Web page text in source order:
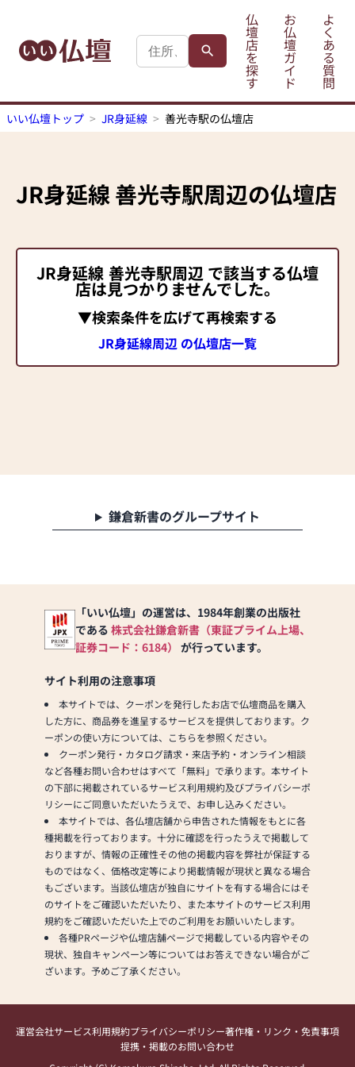
仏
壇
店
を
探
す
お
仏
壇
ガ
イ
ド
よ
く
あ
る
質
問
いい仏壇トップ JR身延線 善光寺駅の仏壇店
JR身延線善光寺駅周辺の仏壇店
JR身延線 善光寺駅周辺 で該当する仏壇
店は見つかりませんでした。
▼検索条件を広げて再検索する
JR身延線周辺 の仏壇店一覧
鎌倉新書のグループサイト
「いい仏壇」の運営は、1984年創業の出版社
である 株式会社鎌倉新書（東証プライム上場、
証券コード：6184） が行っています。
サイト利用の注意事項
本サイトでは、クーポンを発行したお店で仏壇商品を購入
した方に、商品券を進呈するサービスを提供しております。ク
ーポンの使い方については、こちらを参照ください。
クーポン発行・カタログ請求・来店予約・オンライン相談
など各種お問い合わせはすべて「無料」で承ります。本サイト
の下部に掲載されているサービス利用規約及びプライバシーポ
リシーにご同意いただいたうえで、お申し込みください。
本サイトでは、各仏壇店舗から申告された情報をもとに各
種掲載を行っております。十分に確認を行ったうえで掲載して
おりますが、情報の正確性その他の掲載内容を弊社が保証する
ものではなく、価格改定等により掲載情報が現状と異なる場合
もございます。当該仏壇店が独自にサイトを有する場合にはそ
のサイトをご確認いただいたり、また本サイトのサービス利用
規約をご確認いただいた上でのご利用をお願いいたします。
各種PRページや仏壇店舗ページで掲載している内容やその
現状、独自キャンペーン等についてはお答えできない場合がご
ざいます。予めご了承ください。
運営会社サービス利用規約プライバシーポリシー著作権・リンク・免責事項
提携・掲載のお問い合わせ